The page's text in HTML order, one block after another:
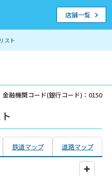
スト
店舗一覧
金融機関コード(銀行コード)：0150
鉄道マップ 道路マップ